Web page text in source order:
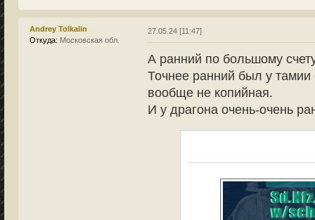
Andrey Tolkalin
Откуда: Московская обл.
27.05.24 [11:47]
А ранний по большому
Точнее ранний был у
вообще не копийная.
И у драгона очень-очень